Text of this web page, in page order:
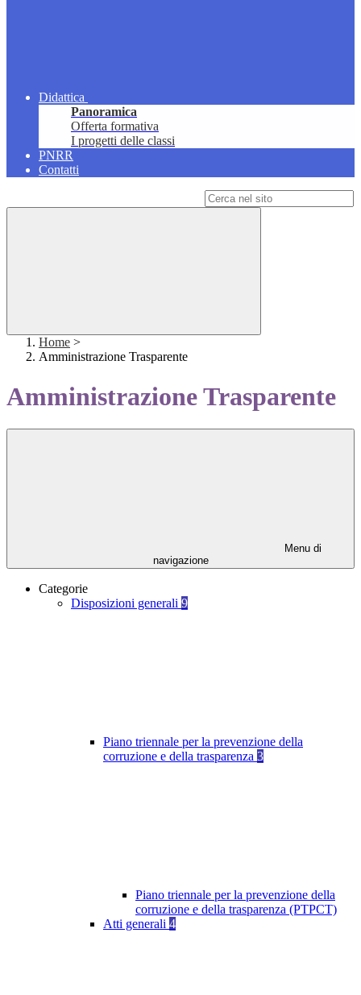
Didattica
Panoramica
Offerta formativa
I progetti delle classi
PNRR
Contatti
Home >
Amministrazione Trasparente
Amministrazione Trasparente
Menu di
navigazione
Categorie
Disposizioni generali 9
Piano triennale per la prevenzione della
corruzione e della trasparenza 3
Piano triennale per la prevenzione della
corruzione e della trasparenza (PTPCT)
Atti generali 4